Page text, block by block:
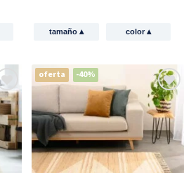
tamaño ▴ color▴
oferta -40%